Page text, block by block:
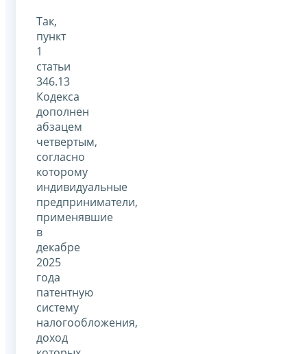
Так,
пункт
1
статьи
346.13
Кодекса
дополнен
абзацем
четвертым,
согласно
которому
индивидуальные
предприниматели,
применявшие
в
декабре
2025
года
патентную
систему
налогообложения,
доход